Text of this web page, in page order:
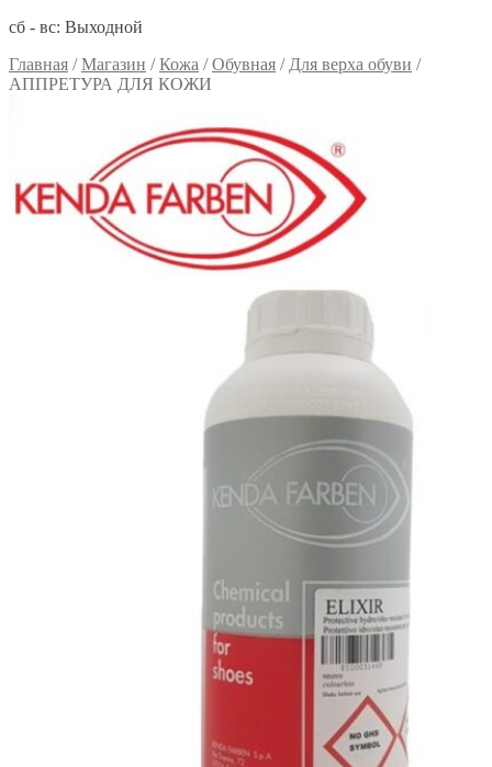
сб - вс: Выходной
Главная /Магазин /Кожа /Обувная / Для верха обуви /
АППРЕТУРА ДЛЯ КОЖИ